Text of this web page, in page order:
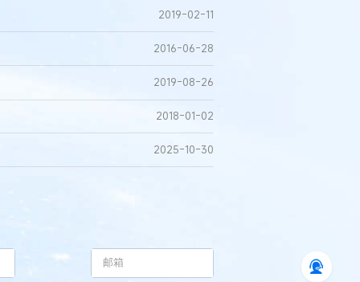
2019-02-11
2016-06-28
2019-08-26
2018-01-02
2025-10-30